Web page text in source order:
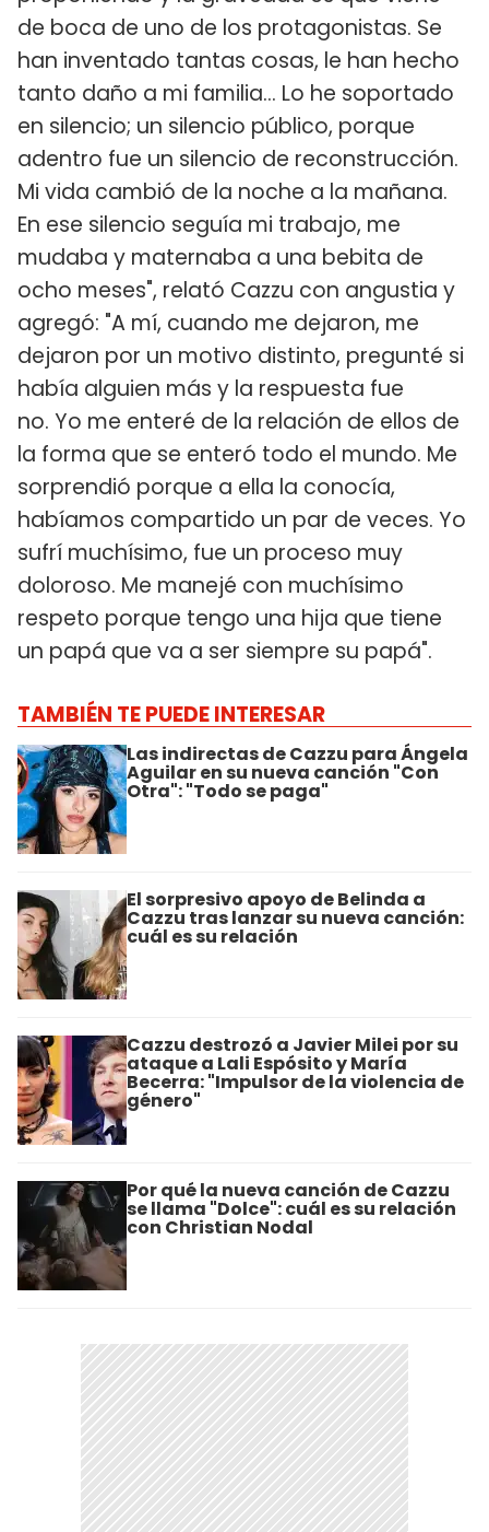
de boca de uno de los protagonistas. Se
han inventado tantas cosas, le han hecho
tanto daño a mi familia... Lo he soportado
en silencio; un silencio público, porque
adentro fue un silencio de reconstrucción.
Mi vida cambió de la noche a la mañana.
En ese silencio seguía mi trabajo, me
mudaba y maternaba a una bebita de
ocho meses", relató Cazzu con angustia y
agregó: "A mí, cuando me dejaron, me
dejaron por un motivo distinto, pregunté si
había alguien más y la respuesta fue
no. Yo me enteré de la relación de ellos de
la forma que se enteró todo el mundo. Me
sorprendió porque a ella la conocía,
habíamos compartido un par de veces. Yo
sufrí muchísimo, fue un proceso muy
doloroso. Me manejé con muchísimo
respeto porque tengo una hija que tiene
un papá que va a ser siempre su papá".
TAMBIÉN TE PUEDE INTERESAR
Las indirectas de Cazzu para Ángela
Aguilar en su nueva canción "Con
Otra": "Todo se paga"
El sorpresivo apoyo de Belinda a
Cazzu tras lanzar su nueva canción:
cuál es su relación
Cazzu destrozó a Javier Milei por su
ataque a Lali Espósito y María
Becerra: "Impulsor de la violencia de
género"
Por qué la nueva canción de Cazzu
se llama "Dolce": cuál es su relación
con Christian Nodal